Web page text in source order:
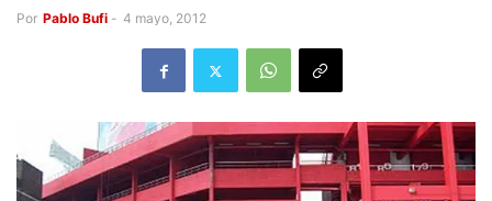
Por Pablo Bufi - 4 mayo, 2012